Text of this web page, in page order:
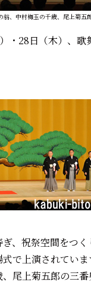
翁、中村梅玉の千歳、尾上菊五
・28日（木）、歌
、祝祭空間をつ
で上演されてい
尾上菊五郎の三